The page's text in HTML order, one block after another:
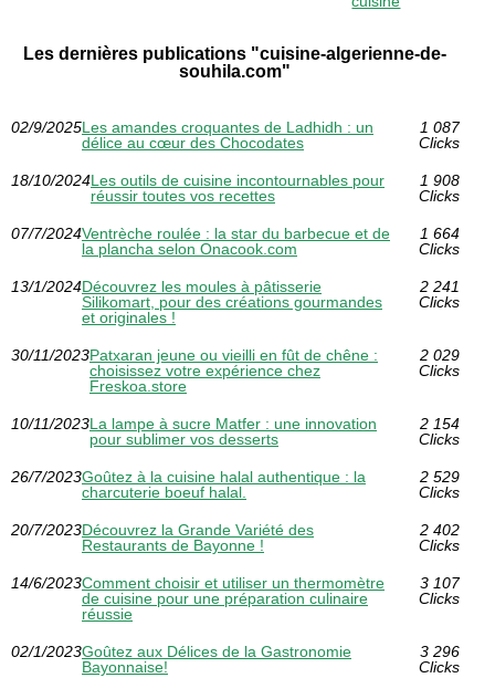
Les dernières publications "cuisine-algerienne-de-
souhila.com"
02/9/2025Les amandes croquantes de Ladhidh : un
délice au cœur des Chocodates
1 087
Clicks
18/10/2024Les outils de cuisine incontournables pour
réussir toutes vos recettes
1 908
Clicks
07/7/2024Ventrèche roulée : la star du barbecue et de
la plancha selon Onacook.com
1 664
Clicks
13/1/2024Découvrez les moules à pâtisserie
Silikomart, pour des créations gourmandes
et originales !
2 241
Clicks
30/11/2023Patxaran jeune ou vieilli en fût de chêne :
choisissez votre expérience chez
Freskoa.store
2 029
Clicks
10/11/2023La lampe à sucre Matfer : une innovation
pour sublimer vos desserts
2 154
Clicks
26/7/2023Goûtez à la cuisine halal authentique : la
charcuterie boeuf halal.
2 529
Clicks
20/7/2023Découvrez la Grande Variété des
Restaurants de Bayonne !
2 402
Clicks
14/6/2023Comment choisir et utiliser un thermomètre
de cuisine pour une préparation culinaire
réussie
3 107
Clicks
02/1/2023Goûtez aux Délices de la Gastronomie
Bayonnaise!
3 296
Clicks